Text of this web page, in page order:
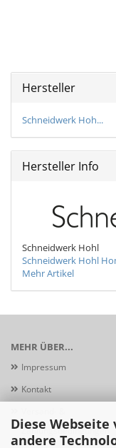
Diese
andere
Hersteller
Schneidwerk Hoh...
Hersteller Info
Schneidwerk Hohl
Schneidwerk Hohl
Mehr Artikel
MEHR ÜBER...
Impressum
Kontakt
Zahlungsbedingungen